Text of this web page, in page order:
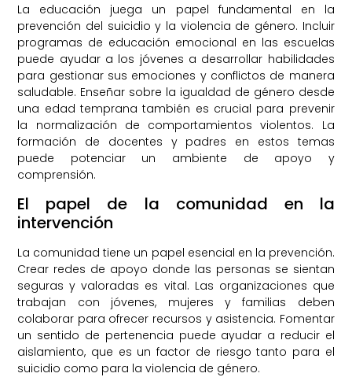
La educación juega un papel fundamental en la
prevención del suicidio y la violencia de género. Incluir
programas de educación emocional en las escuelas
puede ayudar a los jóvenes a desarrollar habilidades
para gestionar sus emociones y conflictos de manera
saludable. Enseñar sobre la igualdad de género desde
una edad temprana también es crucial para prevenir
la normalización de comportamientos violentos. La
formación de docentes y padres en estos temas
puede potenciar un ambiente de apoyo y
comprensión.
El papel de la comunidad en la
intervención
La comunidad tiene un papel esencial en la prevención.
Crear redes de apoyo donde las personas se sientan
seguras y valoradas es vital. Las organizaciones que
trabajan con jóvenes, mujeres y familias deben
colaborar para ofrecer recursos y asistencia. Fomentar
un sentido de pertenencia puede ayudar a reducir el
aislamiento, que es un factor de riesgo tanto para el
suicidio como para la violencia de género.